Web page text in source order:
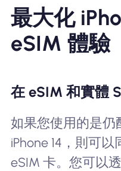
最大化
eSIM 體驗
在 eSIM 和實體
如果您使用的是仍
iPhone 14，則可
eSIM 卡。您可以